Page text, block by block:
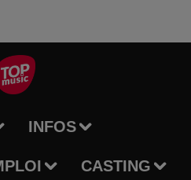
INFOS
CASTING